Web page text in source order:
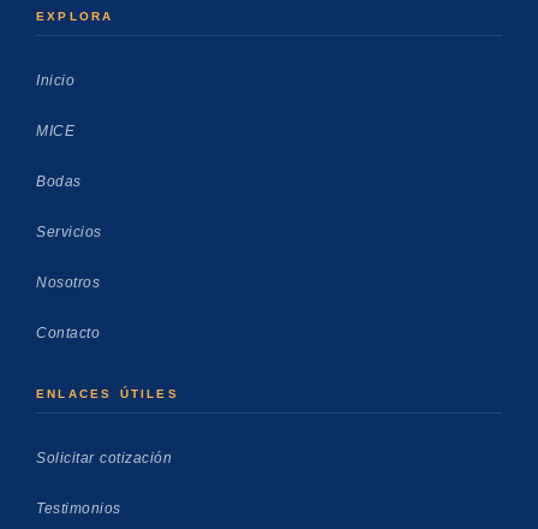
EXPLORA
Inicio
MICE
Bodas
Servicios
Nosotros
Contacto
ENLACES ÚTILES
Solicitar cotización
Testimonios